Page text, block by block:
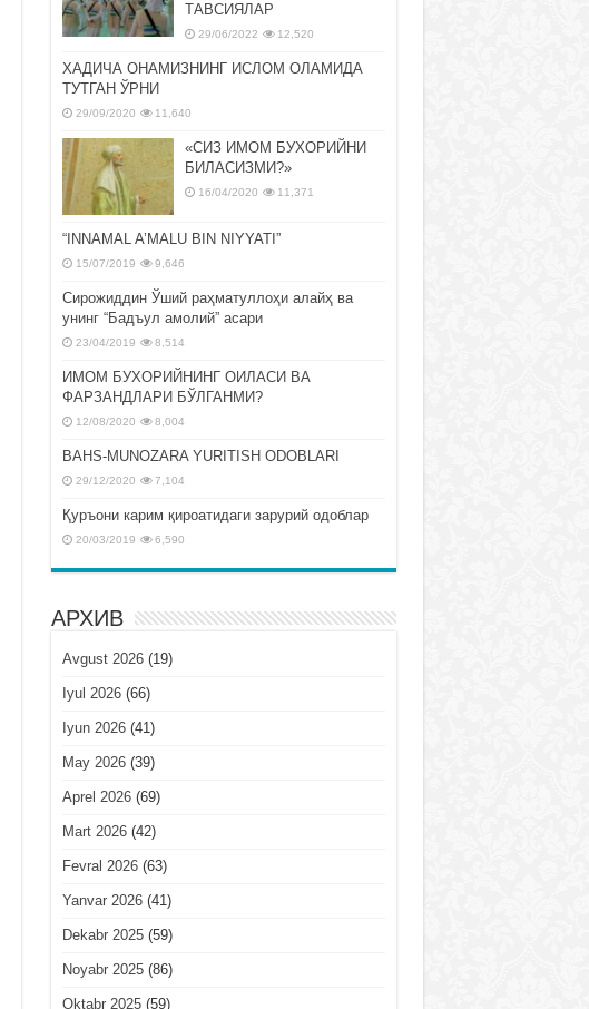
ТАВСИЯЛАР
29/06/2022 12,520
ХАДИЧА ОНАМИЗНИНГ ИСЛОМ ОЛАМИДА
ТУТГАН ЎРНИ
29/09/2020 11,640
«СИЗ ИМОМ БУХОРИЙНИ
БИЛАСИЗМИ?»
16/04/2020 11,371
“INNAMAL A’MALU BIN NIYYATI”
15/07/2019 9,646
Сирожиддин Ўший раҳматуллоҳи алайҳ ва
унинг “Бадъул амолий” асари
23/04/2019 8,514
ИМОМ БУХОРИЙНИНГ ОИЛАСИ ВА
ФАРЗАНДЛАРИ БЎЛГАНМИ?
12/08/2020 8,004
BAHS-MUNOZARA YURITISH ODOBLARI
29/12/2020 7,104
Қуръони карим қироатидаги зарурий одоблар
20/03/2019 6,590
АРХИВ
Avgust 2026(19)
Iyul 2026(66)
Iyun 2026(41)
May 2026(39)
Aprel 2026(69)
Mart 2026(42)
Fevral 2026(63)
Yanvar 2026(41)
Dekabr 2025(59)
Noyabr 2025(86)
Oktabr 2025(59)